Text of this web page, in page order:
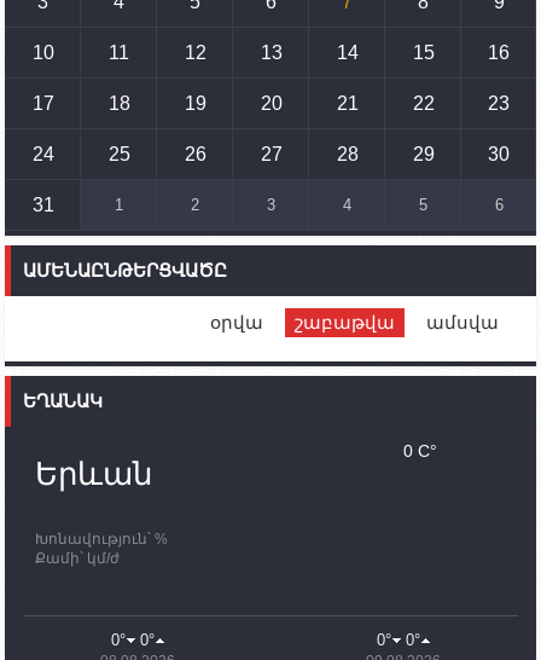
15:10 02.10.2023
սպառնալիքները կասեցնելու համար. իսպանացի
պատգամավորը Գորիսում է
14:54 02.10.2023
տեղակայված հայկական դիրքերի անձնակազմի
ունեն. կիպրոսցի խորհրդարանականը՝ Ալեն
Ֆրանսիայի ԱԳ նախարարը կայցելի Հայաստան
պատասխանատուներ կմնան ԼՂ-ում՝ մինչև
որոնողափրկարարական աշխատանքների
11:03
ՄԱԿ-ի առաքելությունը շատ, շատ, շատ օգտակար
Ադրբեջանի փոխվարչապետն այսօր կմեկնի
10 11 12 13 14 15 16
17 18 19 20 21 22 23
24 25 26 27 28 29 30
31 1 2 3 4 5 6
ԱՄԵՆԱԸՆԹԵՐՑՎԱԾԸ
օրվա շաբաթվա ամսվա
ԵՂԱՆԱԿ
Երևան
Խոնավություն՝ %
Քամի՝ կմ/ժ
0 C°
0° 0° 0° 0°